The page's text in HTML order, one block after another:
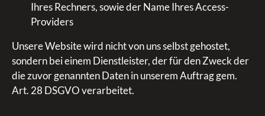
Ihres Rechners, sowie der Name Ihres Access-
Providers
Unsere Website wird nicht von uns selbst gehostet,
sondern bei einem Dienstleister, der für den Zweck der
die zuvor genannten Daten in unserem Auftrag gem.
Art. 28 DSGVO verarbeitet.